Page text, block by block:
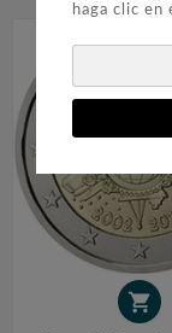
haga clic en
